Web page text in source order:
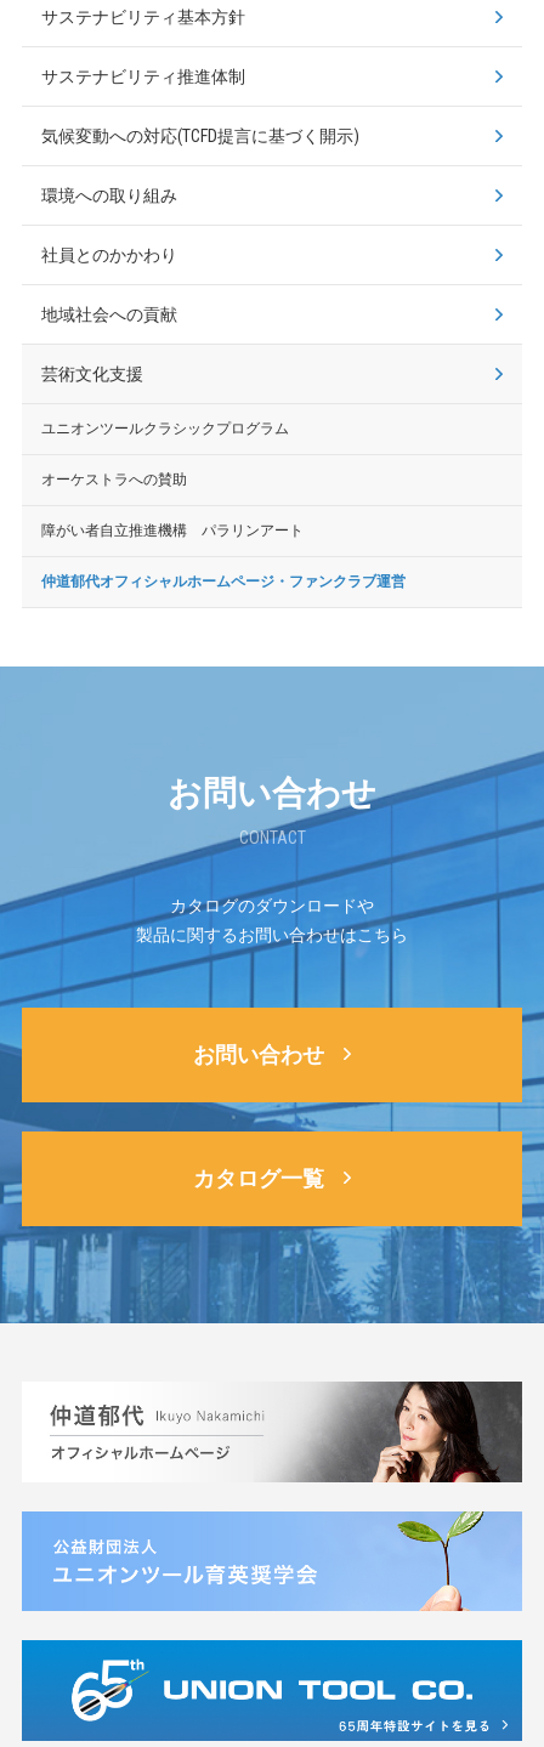
サステナビリティ基本方針
サステナビリティ推進体制
気候変動への対応(TCFD提言に基づく開示)
環境への取り組み
社員とのかかわり
地域社会への貢献
芸術文化支援
ユニオンツールクラシックプログラム
オーケストラへの賛助
障がい者自立推進機構 パラリンアート
仲道郁代オフィシャルホームページ・ファンクラブ運営
お問い合わせ
CONTACT
カタログのダウンロードや
製品に関するお問い合わせはこちら
お問い合わせ
カタログ一覧